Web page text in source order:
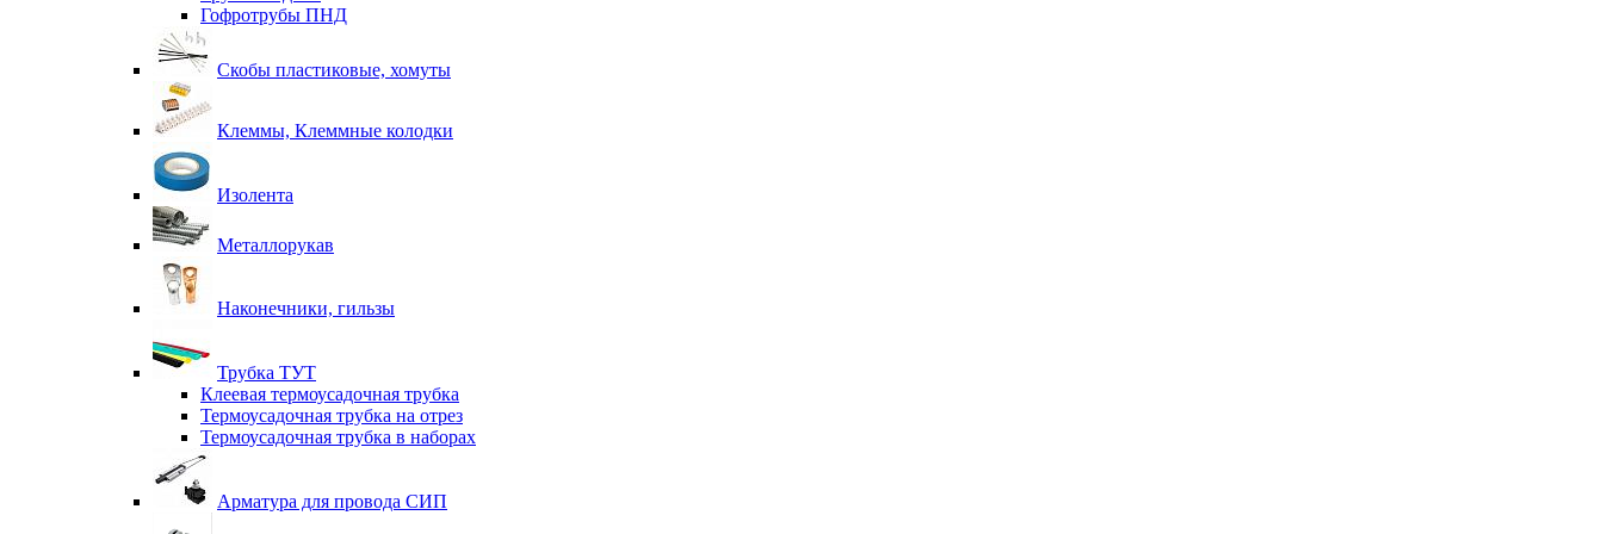
Гофротрубы ПНД
Скобы пластиковые, хомуты
Клеммы, Клеммные колодки
Изолента
Металлорукав
Наконечники, гильзы
Трубка ТУТ
Клеевая термоусадочная трубка
Термоусадочная трубка на отрез
Термоусадочная трубка в наборах
Арматура для провода СИП